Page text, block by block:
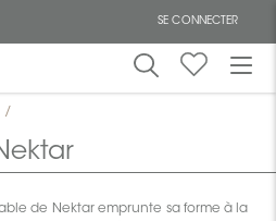
SE CONNECTER
/
de Nektar emprunte sa forme à la